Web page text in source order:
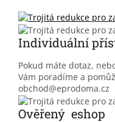
Individuální
Pokud máte dotaz,
Vám poradíme a
obchod@eprodoma.cz
Ověřený eshop